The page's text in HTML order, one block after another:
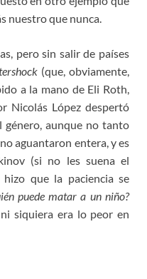
nuestro que nunca.
pero sin salir de países
(que, obviamente,
a la mano de Eli Roth,
Nicolás López despertó
género, aunque no tanto
aguantaron entera, y es
(si no les suena el
que la paciencia se
puede matar a un niño?
siquiera era lo peor en